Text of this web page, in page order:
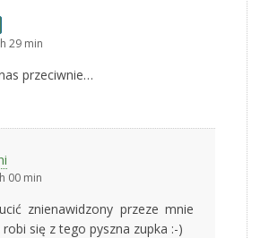
29 min
przeciwnie…
00 min
znienawidzony przeze mnie
się z tego pyszna zupka :-)